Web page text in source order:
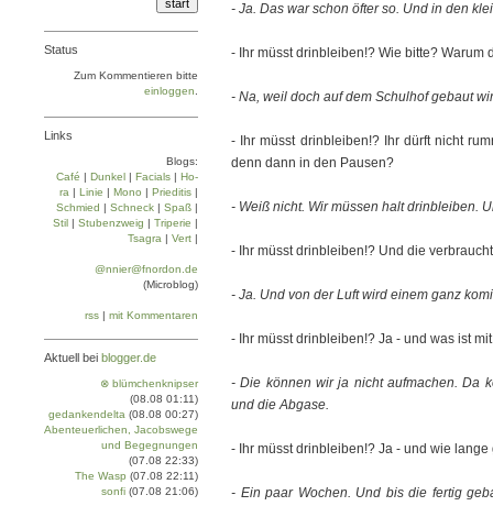
- Ja. Das war schon öfter so. Und in den
- Ihr müsst drinbleiben!? Wie bitte? Warum
- Na, weil doch auf dem Schulhof gebaut
- Ihr müsst drinbleiben!? Ihr dürft nicht
denn dann in den Pausen?
- Weiß nicht. Wir müssen halt drinbleiben.
- Ihr müsst drinbleiben!? Und die
- Ja. Und von der Luft wird einem ganz
- Ihr müsst drinbleiben!? Ja - und was ist
- Die können wir ja nicht aufmachen. Da
und die Abgase.
- Ihr müsst drinbleiben!? Ja - und wie
- Ein paar Wochen. Und bis die fertig
Status
Zum Kommentieren bitte
einloggen
Links
Blogs:
Café | Dun­kel | Facials | Ho­
ra | Linie | Mo­no | Prie­di­tis |
Schmied | Schneck | Spaß |
Stil | Stu­ben­zweig | Tri­pe­rie |
Tsa­gra | Vert |
@nnier@fnordon.de
(Microblog)
rss | mit Kommentaren
Aktuell bei blogger.de
⊗ blümchenknipser
(08.08 01:11)
gedankendelta (08.08 00:27)
Abenteuerlichen, Jacobswege
und Begegnungen
(07.08 22:33)
The Wasp (07.08 22:11)
sonfi (07.08 21:06)